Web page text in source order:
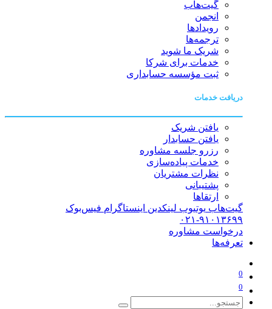
گیت‌هاب
انجمن
رویدادها
ترجمه‌ها
شریک ما شوید
خدمات برای شرکا
ثبت مؤسسه حسابداری
دریافت خدمات
یافتن شریک
یافتن حسابدار
رزرو جلسه مشاوره
خدمات پیاده‌سازی
نظرات مشتریان
پشتیبانی
ارتقاها
گیت‌هاب یوتیوب لینکدین اینستاگرام فیس‌بوک
۰۲۱-۹۱۰۱۳۶۹۹
درخواست مشاوره
تعرفه‌ها
0
0